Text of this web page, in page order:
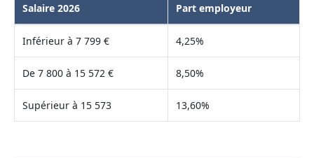
Salaire 2026 Part employeur
Inférieur à 7 799 € 4,25%
De 7 800 à 15 572 € 8,50%
Supérieur à 15 573 13,60%